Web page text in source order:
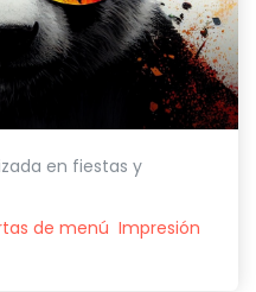
en fiestas y
de menú Impresión